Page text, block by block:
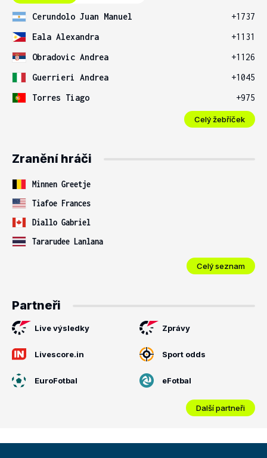
Cerundolo Juan Manuel
+1737
Eala Alexandra
+1131
Obradovic Andrea
+1126
Guerrieri Andrea
+1045
Torres Tiago
+975
Celý žebříček
Zranění hráči
Minnen Greetje
Tiafoe Frances
Diallo Gabriel
Tararudee Lanlana
Celý seznam
Partneři
Live výsledky Zprávy
Livescore.in Sport odds
EuroFotbal eFotbal
Další partneři